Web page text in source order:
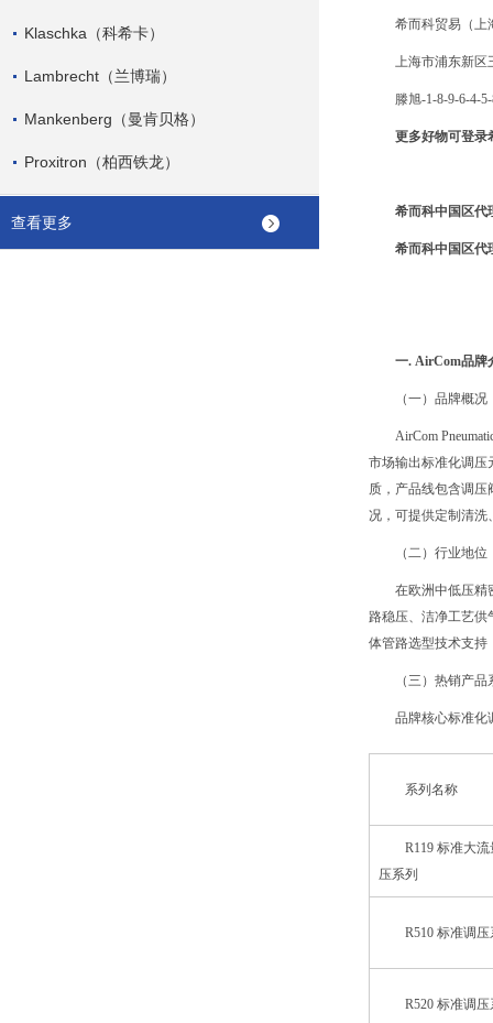
Klaschka（科希卡）
Lambrecht（兰博瑞）
Mankenberg（曼肯贝格）
Proxitron（柏西铁龙）
查看更多
希而科贸易（上
上海市浦东新区
滕旭-1-8-9-6-4-
更多好物可登录
希而科中国区
希而科中国区
一. AirCom品牌
（一）品牌概况
AirCom
市场输出标准化调压
质，产品线包含调
况，可提供定制清洗
（二）行业地位
在欧洲中低压精
路稳压、洁净工艺供
体管路选型技术支持
（三）热销产品
品牌核心标准化
系列名称
R119 标准大
压系列
R510 标准调
R520 标准调